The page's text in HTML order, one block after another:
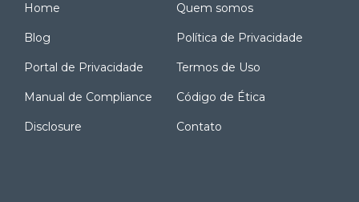
Home Quem somos
Blog Política de Privacidade
Portal de Privacidade Termos de Uso
Manual de Compliance Código de Ética
Disclosure Contato